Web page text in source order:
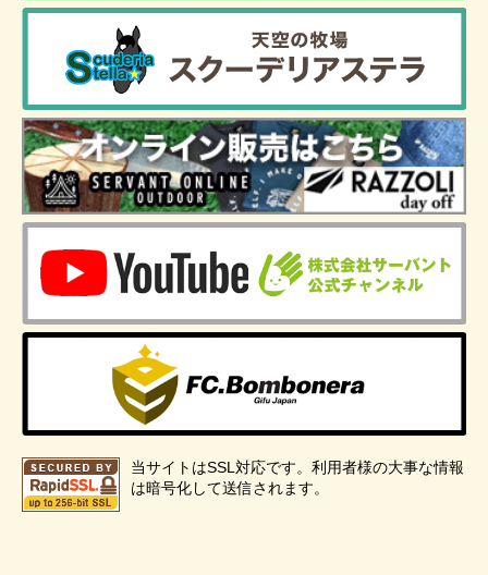
当サイトはSSL対応です。利用者様の大事な情報
は暗号化して送信されます。